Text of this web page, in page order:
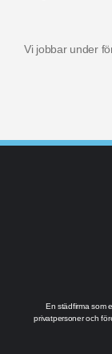
Vi jobbar under
En städfirma som
privatpersoner och